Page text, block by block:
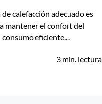
calefacción adecuado es
mantener el confort del
eficiente....
3 min. lectura